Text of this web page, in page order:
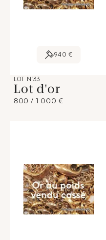
940 €
LOT N°33
Lot d'or
800 / 1 000 €